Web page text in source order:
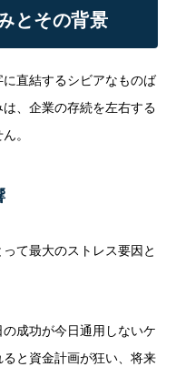
とその背景
直結するシビアなものば
、企業の存続を左右する
。
て最大のストレス要因と
成功が今日通用しないケ
と資金計画が狂い、将来